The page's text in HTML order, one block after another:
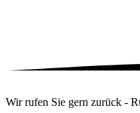
Wir rufen Sie gern zurück -